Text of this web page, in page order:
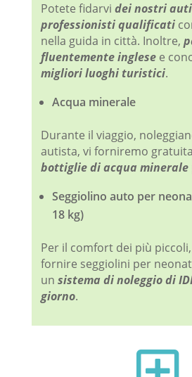
Potete fidarvi dei nostri
professionisti qualificati
nella guida in città. Inoltre,
fluentemente inglesee
migliori luoghi turistici.
Acqua minerale
Durante il viaggio,
autista, vi forniremo
bottiglie di acqua minerale
Seggiolino auto per
18 kg)
Per il comfort dei più
fornire seggiolini per
un sistema di noleggio di
giorno.